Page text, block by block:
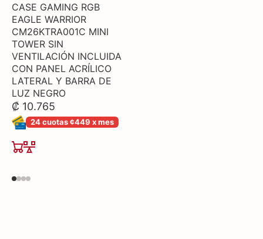
CASE GAMING RGB
EAGLE WARRIOR
CM26KTRA001C MINI
TOWER SIN
VENTILACIÓN INCLUIDA
CON PANEL ACRÍLICO
LATERAL Y BARRA DE
LUZ NEGRO
₡ 10.765
24 cuotas ¢449 x mes